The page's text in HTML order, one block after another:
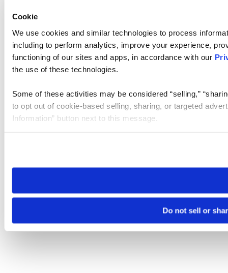
Cookie
We use cookies and similar technologies to process
including to perform analytics, improve your experience,
functioning of our sites and apps, in accordance with our
the use of these technologies.
Some of these activities may be considered “selling,”
to opt out of cookie-based selling, sharing, or targeted
Information” button next to this message.
need to be set again.
Do not sell or